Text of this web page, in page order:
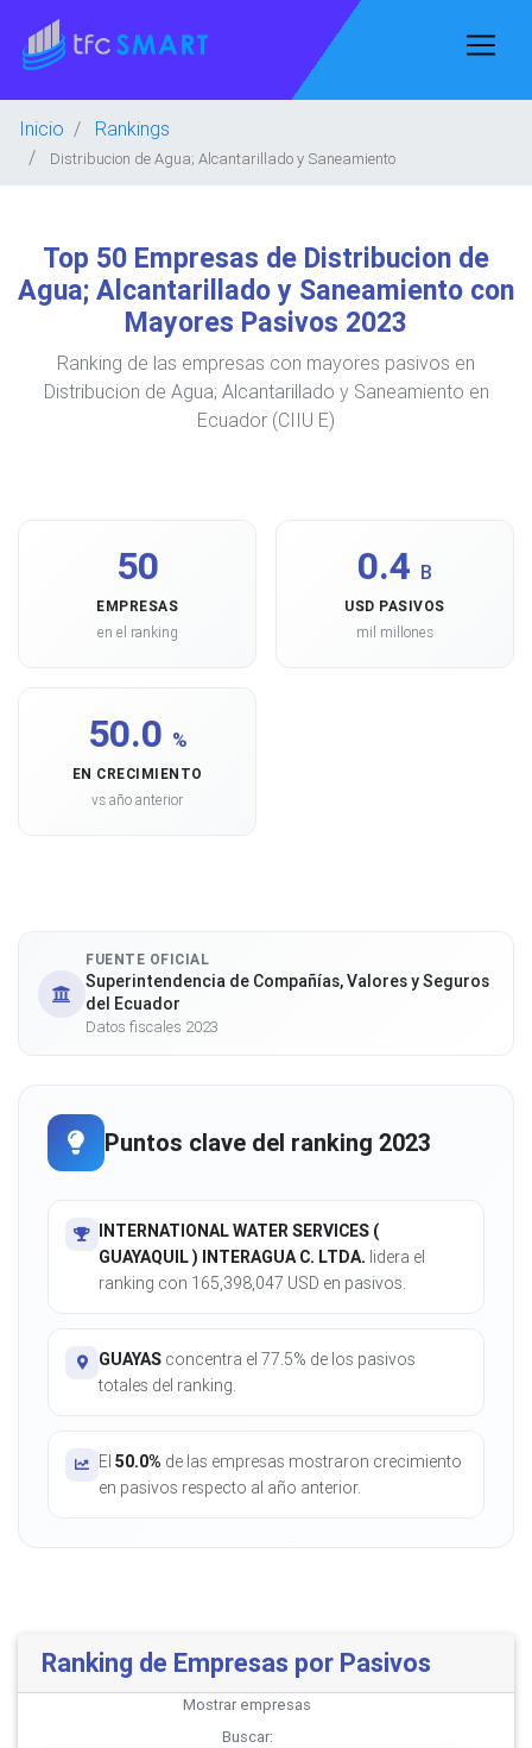
Inicio Rankings
Distribucion de Agua; Alcantarillado y Saneamiento
Top 50 Empresas de Distribucion de
Agua; Alcantarillado y Saneamiento con
Mayores Pasivos 2023
Ranking de las empresas con mayores pasivos en
Distribucion de Agua; Alcantarillado y Saneamiento en
Ecuador (CIIU E)
50
EMPRESAS
en el ranking
0.4 B
USD PASIVOS
mil millones
50.0 %
EN CRECIMIENTO
vs año anterior
FUENTE OFICIAL
Superintendencia de Compañías, Valores y Seguros
del Ecuador
Datos fiscales 2023
Puntos clave del ranking 2023
INTERNATIONAL WATER SERVICES (
GUAYAQUIL ) INTERAGUA C. LTDA. lidera el
ranking con 165,398,047 USD en pasivos.
GUAYAS concentra el 77.5% de los pasivos
totales del ranking.
El 50.0% de las empresas mostraron crecimiento
en pasivos respecto al año anterior.
Ranking de Empresas por Pasivos
Mostrar empresas
Buscar: